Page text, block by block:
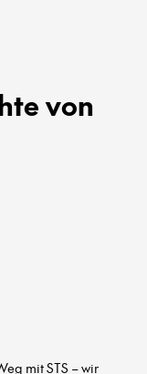
von
mit STS – wir